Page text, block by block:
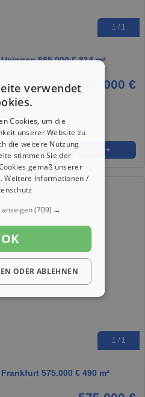
1 / 1
585.000 € 814 m²
585.000 €
➜
1 / 1
575.000 € 490 m²
verwendet
Cookies, um die
unserer Website zu
die weitere Nutzung
stimmen Sie der
gemäß unserer
Weitere Informationen /
(709) →
OK
ODER ABLEHNEN